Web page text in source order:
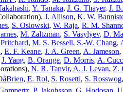
, Y. Tanaka, J. G. Thayer, J.
J. Allison, K. W.
, S. Oslowski, W. Raja, R. M.
, M. Zaltzman, S. Vasylyev, D.
, M. S. Bessell, S.-W. Chang,
, E. F. Keane, J. A. Green, A. Jameson,
J. Yang, B. Orange, D. Morris, A.
N. R. Tanvir, A. J. Levan, Z.
, E. Rol, S. Rosetti, S. Rosswog,
P. Jakobsson G. Hodosan